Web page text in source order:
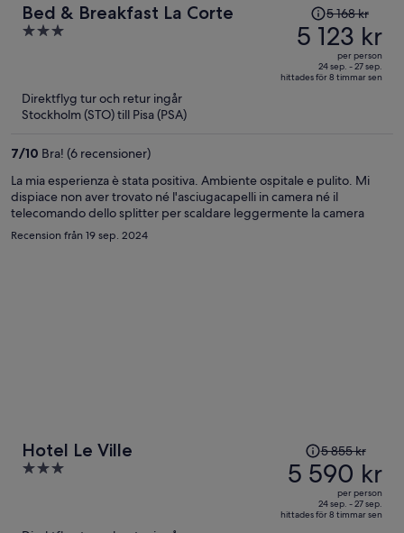
Bed & Breakfast La Corte
3
5
Priset
var
5 168 kr
och
är
5 168 kr
5 123 kr
per person
24 sep. - 27 sep.
hittades för 8 timmar sen
Direktflyg tur och retur ingår
Stockholm (STO) till Pisa (PSA)
7/10 Bra! (6 recensioner)
La mia esperienza è stata positiva. Ambiente ospitale e pulito. Mi
dispiace non aver trovato né l'asciugacapelli in camera né il
telecomando dello splitter per scaldare leggermente la camera
Recension från 19 sep. 2024
Hotel Le Ville
3
Priset
var
5 855 kr
är
5 855 kr
5 590 kr
per person
24 sep. - 27 sep.
hittades för 8 timmar sen